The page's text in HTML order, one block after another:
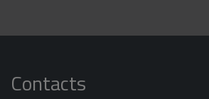
Contacts